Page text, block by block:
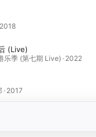
(Live)
乐季 (第七期 Live) · 2022
· 2017